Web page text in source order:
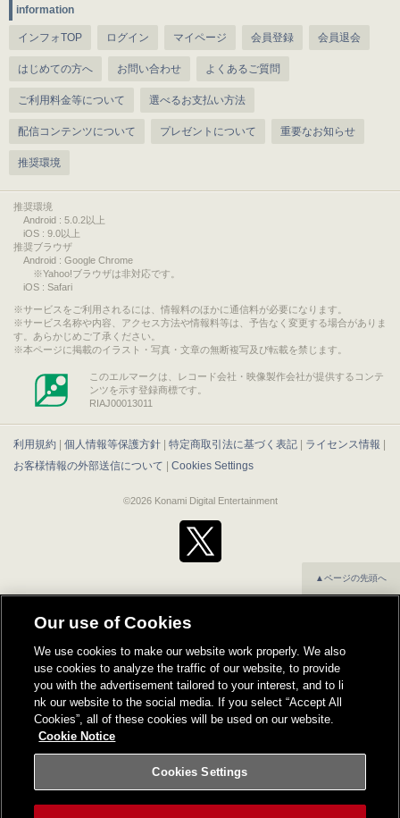
information
インフォTOP ログイン マイページ 会員登録 会員退会
はじめての方へ お問い合わせ よくあるご質問
ご利用料金等について 選べるお支払い方法
配信コンテンツについて プレゼントについて 重要なお知らせ
推奨環境
推奨環境
Android : 5.0.2以上
iOS : 9.0以上
推奨ブラウザ
Android : Google Chrome
※Yahoo!ブラウザは非対応です。
iOS : Safari
サービスをご利用されるには、情報料のほかに通信料が必要になります。
サービス名称や内容、アクセス方法や情報料等は、予告なく変更する場合がありま
す。あらかじめご了承ください。
本ページに掲載のイラスト・写真・文章の無断複写及び転載を禁じます。
このエルマークは、レコード会社・映像製作会社が提供するコンテ
ンツを示す登録商標です。
RIAJ00013011
利用規約 個人情報等保護方針 特定商取引法に基づく表記 ライセンス情報
お客様情報の外部送信について
Cookies Settings
©2026 Konami Digital Entertainment
▲ページの先頭へ
Our use of Cookies
We use cookies to make our website work properly. We also
use cookies to analyze the traffic of our website, to provide
you with the advertisement tailored to your interest, and to li
nk our website to the social media. If you select “Accept All
Cookies”, all of these cookies will be used on our website.
Cookie Notice
Cookies Settings